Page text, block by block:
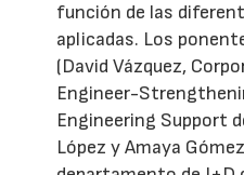
función de las
aplicadas. Los
(David Vázquez,
Engineer-
Engineering Support
López y Amaya